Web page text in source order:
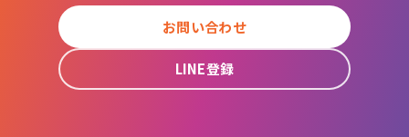
お問い合わせ
LINE登録